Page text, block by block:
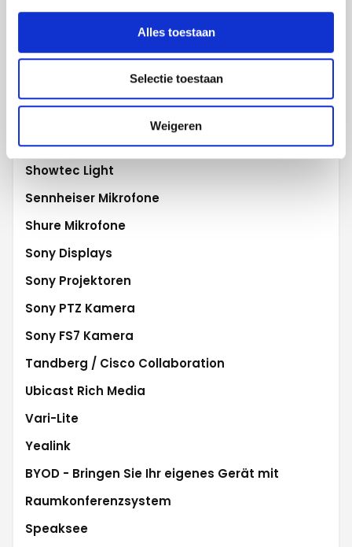
Alles toestaan
Selectie toestaan
Weigeren
Samsung Displays
Sharp WCD
Showtec Light
Sennheiser Mikrofone
Shure Mikrofone
Sony Displays
Sony Projektoren
Sony PTZ Kamera
Sony FS7 Kamera
Tandberg / Cisco Collaboration
Ubicast Rich Media
Vari-Lite
Yealink
BYOD - Bringen Sie Ihr eigenes Gerät mit
Raumkonferenzsystem
Speaksee